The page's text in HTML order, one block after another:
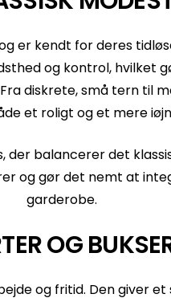
er kendt for deres
og kontrol, hvilket
diskrete, små tern til
et roligt og et mere
der balancerer det
og gør det nemt at
garderobe.
OG
og fritid. Den giver